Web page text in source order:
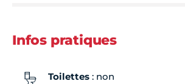
Infos pratiques
Toilettes : non